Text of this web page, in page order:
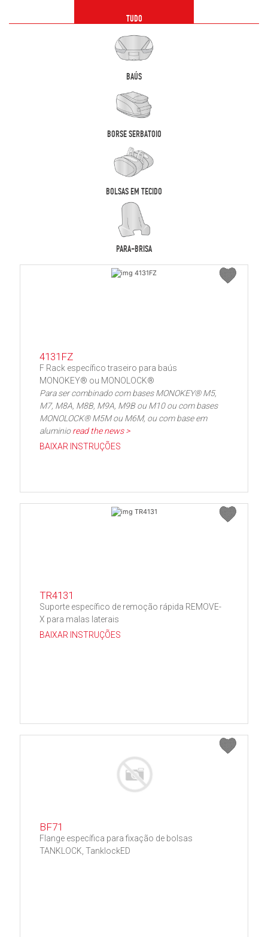
TUDO
BAÚS
BORSE SERBATOIO
BOLSAS EM TECIDO
PARA-BRISA
4131FZ
F Rack específico traseiro para baús
MONOKEY® ou MONOLOCK®
Para ser combinado com bases MONOKEY® M5,
M7, M8A, M8B, M9A, M9B ou M10 ou com bases
MONOLOCK® M5M ou M6M, ou com base em
aluminioread the news >
BAIXAR INSTRUÇÕES
TR4131
Suporte específico de remoção rápida REMOVE-
X para malas laterais
BAIXAR INSTRUÇÕES
BF71
Flange específica para fixação de bolsas
TANKLOCK, TanklockED